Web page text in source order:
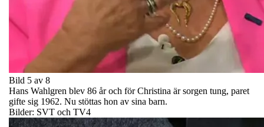
Bild 5 av 8
Hans Wahlgren blev 86 år och för Christina är sorgen tung, paret
gifte sig 1962. Nu stöttas hon av sina barn.
Bilder: SVT och TV4